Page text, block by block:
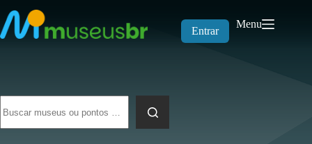
para
o
conteúdo
Entrar
Menu
resultados